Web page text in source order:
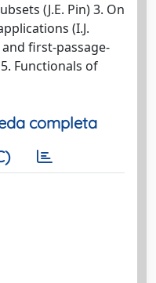
(J.E. Pin) 3. On
(I.J.
first-passage-
Functionals of
completa